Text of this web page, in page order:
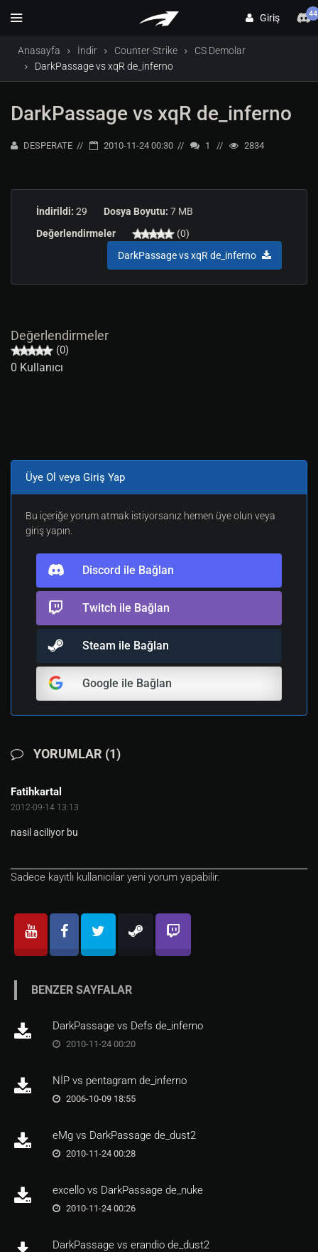
Giriş 44
Anasayfa İndir Counter-Strike
CS Demolar
DarkPassage vs xqR de_inferno
DarkPassage vs xqR de_inferno
DESPERATE 2010-11-24 00:30 1 2834
İndirildi: 29 Dosya Boyutu: 7 MB
Değerlendirmeler
(0)
DarkPassage vs xqR de_inferno
Değerlendirmeler
(0)
0 Kullanıcı
Üye Ol veya Giriş Yap
Bu içeriğe yorum atmak istiyorsanız hemen üye olun veya
giriş yapın.
Discord ile Bağlan
Twitch ile Bağlan
Steam ile Bağlan
Google ile Bağlan
YORUMLAR (1)
Fatihkartal
2012-09-14 13:13
nasil aciliyor bu
Sadece kayıtlı kullanıcılar yeni yorum yapabilir.
BENZER SAYFALAR
DarkPassage vs Defs de_inferno
2010-11-24 00:20
NİP vs pentagram de_inferno
2006-10-09 18:55
eMg vs DarkPassage de_dust2
2010-11-24 00:28
excello vs DarkPassage de_nuke
2010-11-24 00:26
DarkPassage vs erandio de_dust2